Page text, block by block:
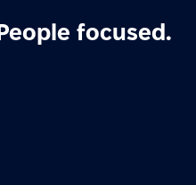
focused.